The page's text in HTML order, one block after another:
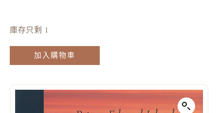
庫存只剩 1
加入購物車